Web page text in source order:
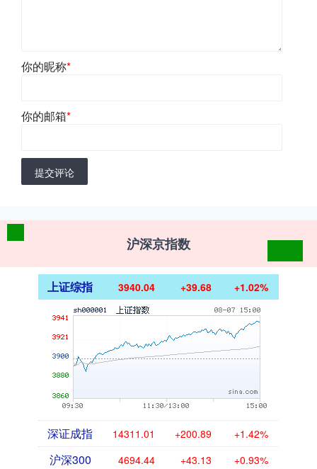
你的昵称*
你的邮箱*
提交评论
沪深京指数
上证综指 3940.04 +39.68 +1.02%
深证成指 14311.01 +200.89 +1.42%
沪深300 4694.44 +43.13 +0.93%